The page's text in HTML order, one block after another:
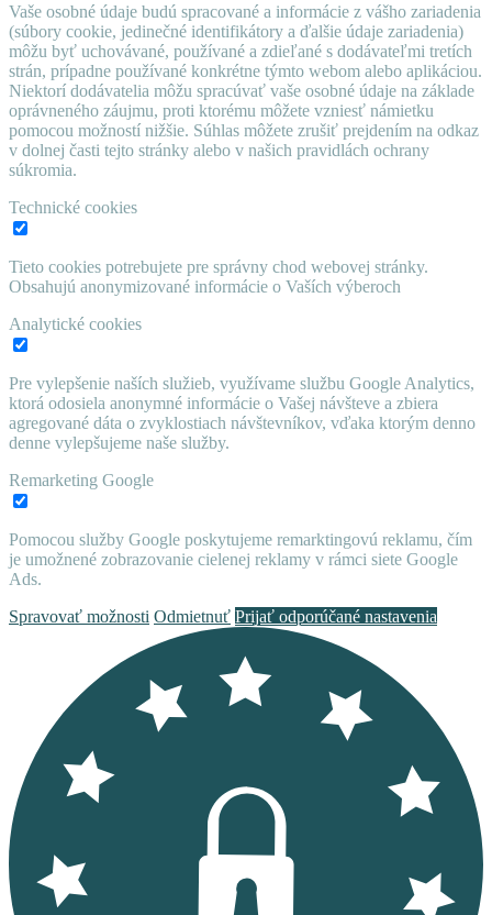
Vaše osobné údaje budú spracované a informácie z vášho zariadenia
(súbory cookie, jedinečné identifikátory a ďalšie údaje zariadenia)
môžu byť uchovávané, používané a zdieľané s dodávateľmi tretích
strán, prípadne používané konkrétne týmto webom alebo aplikáciou.
Niektorí dodávatelia môžu spracúvať vaše osobné údaje na základe
oprávneného záujmu, proti ktorému môžete vzniesť námietku
pomocou možností nižšie. Súhlas môžete zrušiť prejdením na odkaz
v dolnej časti tejto stránky alebo v našich pravidlách ochrany
súkromia.
Technické cookies
Tieto cookies potrebujete pre správny chod webovej stránky.
Obsahujú anonymizované informácie o Vaších výberoch
Analytické cookies
Pre vylepšenie naších služieb, využívame službu Google Analytics,
ktorá odosiela anonymné informácie o Vašej návšteve a zbiera
agregované dáta o zvyklostiach návštevníkov, vďaka ktorým denno
denne vylepšujeme naše služby.
Remarketing Google
Pomocou služby Google poskytujeme remarktingovú reklamu, čím
je umožnené zobrazovanie cielenej reklamy v rámci siete Google
Ads.
Spravovať možnosti Odmietnuť Prijať odporúčané nastavenia